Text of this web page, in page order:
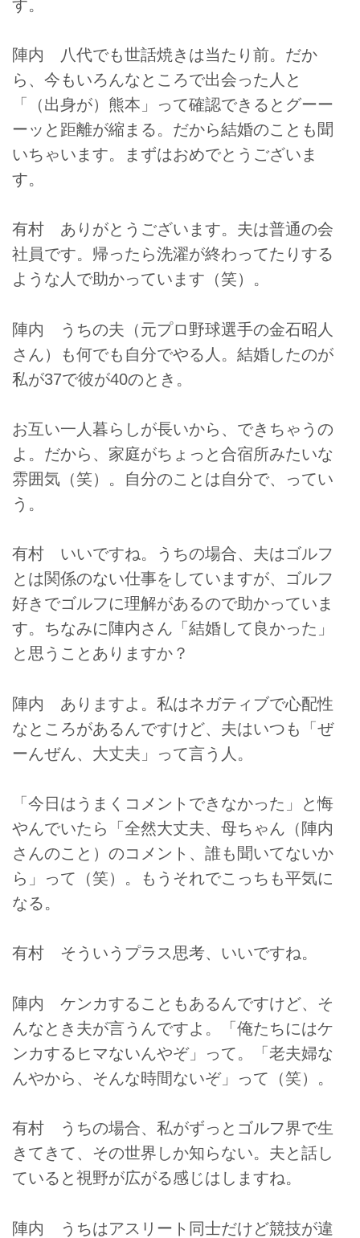
す。
陣内 八代でも世話焼きは当たり前。だか
ら、今もいろんなところで出会った人と
「（出身が）熊本」って確認できるとグーー
ーッと距離が縮まる。だから結婚のことも聞
いちゃいます。まずはおめでとうございま
す。
有村 ありがとうございます。夫は普通の会
社員です。帰ったら洗濯が終わってたりする
ような人で助かっています（笑）。
陣内 うちの夫（元プロ野球選手の金石昭人
さん）も何でも自分でやる人。結婚したのが
私が37で彼が40のとき。
お互い一人暮らしが長いから、できちゃうの
よ。だから、家庭がちょっと合宿所みたいな
雰囲気（笑）。自分のことは自分で、ってい
う。
有村 いいですね。うちの場合、夫はゴルフ
とは関係のない仕事をしていますが、ゴルフ
好きでゴルフに理解があるので助かっていま
す。ちなみに陣内さん「結婚して良かった」
と思うことありますか？
陣内 ありますよ。私はネガティブで心配性
なところがあるんですけど、夫はいつも「ぜ
ーんぜん、大丈夫」って言う人。
「今日はうまくコメントできなかった」と悔
やんでいたら「全然大丈夫、母ちゃん（陣内
さんのこと）のコメント、誰も聞いてないか
ら」って（笑）。もうそれでこっちも平気に
なる。
有村 そういうプラス思考、いいですね。
陣内 ケンカすることもあるんですけど、そ
んなとき夫が言うんですよ。「俺たちにはケ
ンカするヒマないんやぞ」って。「老夫婦な
んやから、そんな時間ないぞ」って（笑）。
有村 うちの場合、私がずっとゴルフ界で生
きてきて、その世界しか知らない。夫と話し
ていると視野が広がる感じはしますね。
陣内 うちはアスリート同士だけど競技が違